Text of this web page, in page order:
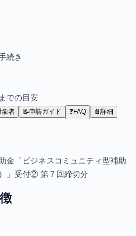
続き
での目安
象者 📝申請ガイド ❓FAQ 📄 詳細
金「ビジネスコミュニティ型補助
」受付② 第７回締切分